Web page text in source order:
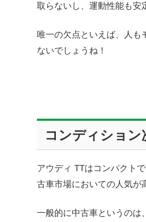
取らないし、運動性能も安
唯一の欠点といえば、人も
ないでしょうね！
コンディション
アウディ TTはコンパクト
古車市場においての人気が
一般的に中古車というのは